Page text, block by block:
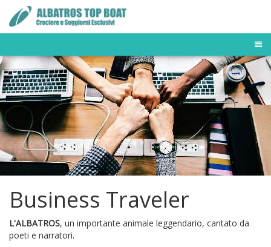
TOUR OPERATOR
DESTINAZIONI
FLOTTA MALDIVE
BUSINESS TRAVELER
NEWS & PRESS
OFFERTE E LAST MINUTE
Business Traveler
L'ALBATROS, un importante animale leggendario, cantato da
poeti e narratori.